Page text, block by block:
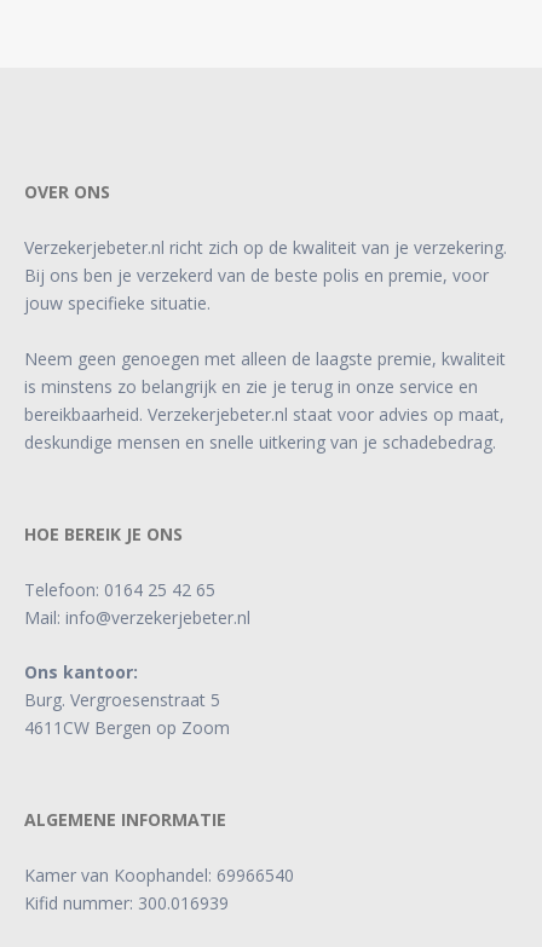
OVER ONS
Verzekerjebeter.nl richt zich op de kwaliteit van je verzekering.
Bij ons ben je verzekerd van de beste polis en premie, voor
jouw specifieke situatie.
Neem geen genoegen met alleen de laagste premie, kwaliteit
is minstens zo belangrijk en zie je terug in onze service en
bereikbaarheid. Verzekerjebeter.nl staat voor advies op maat,
deskundige mensen en snelle uitkering van je schadebedrag.
HOE BEREIK JE ONS
Telefoon: 0164 25 42 65
Mail: info@verzekerjebeter.nl
Ons kantoor:
Burg. Vergroesenstraat 5
4611CW Bergen op Zoom
ALGEMENE INFORMATIE
Kamer van Koophandel: 69966540
Kifid nummer: 300.016939